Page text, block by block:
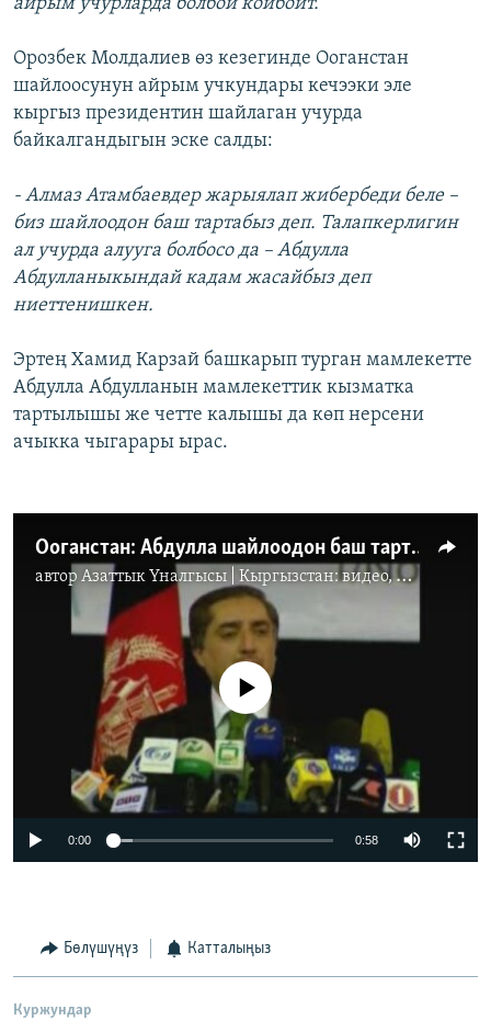
айрым учурларда болбой койбойт.
Орозбек Молдалиев өз кезегинде Ооганстан
шайлоосунун айрым учкундары кечээки эле
кыргыз президентин шайлаган учурда
байкалгандыгын эске салды:
- Алмаз Атамбаевдер жарыялап жибербеди беле –
биз шайлоодон баш тартабыз деп. Талапкерлигин
ал учурда алууга болбосо да – Абдулла
Абдулланыкындай кадам жасайбыз деп
ниеттенишкен.
Эртең Хамид Карзай башкарып турган мамлекетте
Абдулла Абдулланын мамлекеттик кызматка
тартылышы же четте калышы да көп нерсени
ачыкка чыгарары ырас.
Ооганстан: Абдулла шайлоодон баш тартты
автор Азаттык Үналгысы | Кыргызстан: видео, фото, кабарлар
No media source currently available
0:00 0:58
Бөлүшүңүз Катталыңыз
Куржундар